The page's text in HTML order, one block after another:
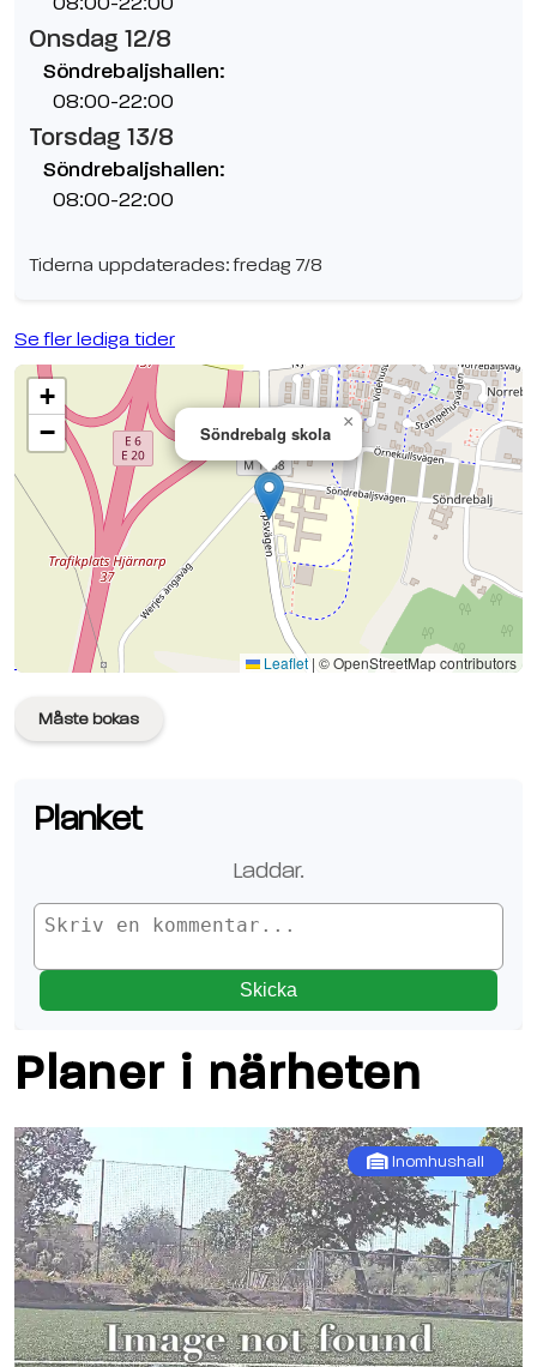
Onsdag 12/8
Söndrebaljshallen:
08:00-22:00
Torsdag 13/8
Söndrebaljshallen:
08:00-22:00
Tiderna uppdaterades: fredag 7/8
Se fler lediga tider
Söndrebalg skola
×
+
−
Leaflet | © OpenStreetMap contributors
Se planen på Google Maps
Måste bokas
Planket
Laddar.
Skicka
Planer i närheten
Inomhushall